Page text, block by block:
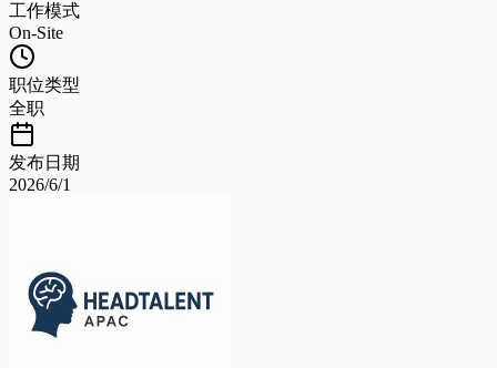
工作模式
On-Site
职位类型
全职
发布日期
2026/6/1